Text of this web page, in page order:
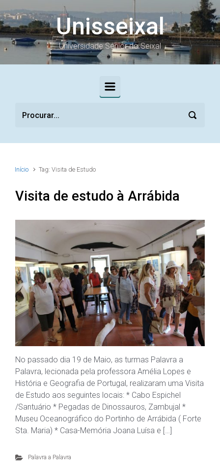
Skip to main content
Unisseixal
Universidade Sénior do Seixal
Início Tag: Visita de Estudo
Visita de estudo à Arrábida
No passado dia 19 de Maio, as turmas Palavra a
Palavra, lecionada pela professora Amélia Lopes e
História e Geografia de Portugal, realizaram uma Visita
de Estudo aos seguintes locais: * Cabo Espichel
/Santuário * Pegadas de Dinossauros, Zambujal *
Museu Oceanográfico do Portinho de Arrábida ( Forte
Sta. Maria) * Casa-Memória Joana Luísa e […]
Palavra a Palavra